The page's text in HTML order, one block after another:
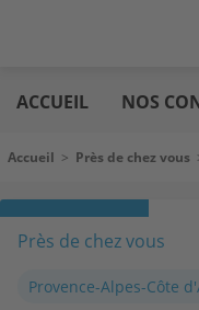
au
contenu
immo
ACCUEIL NOS
Fil d'Ariane
Accueil > Près de chez vous
Près de chez vous
Provence-Alpes-Côte